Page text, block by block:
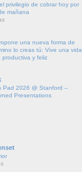
privilegio de cobrar hoy por
mañana
una nueva forma de
lo creas tú: Vive una vida
productiva y feliz
Pad 2026 @ Stanford –
Presentations